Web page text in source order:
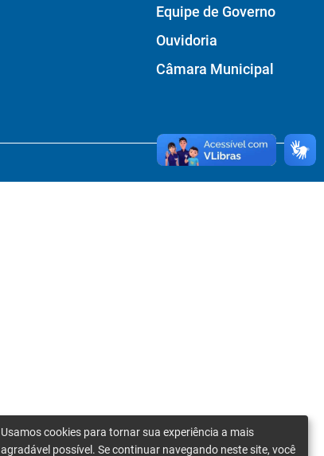
Equipe de Governo
Ouvidoria
Câmara Municipal
Usamos cookies para tornar sua experiência a mais
agradável possível. Se continuar navegando neste site, você